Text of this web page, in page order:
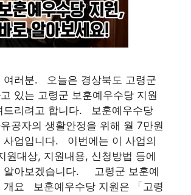
여러분. 오늘은 경상북도 고령군
있는 고령군 보훈예우수당 지원
드리려고 합니다. 보훈예우수당
공자의 생활안정을 위해 월 7만원
사업입니다. 이번에는 이 사업의
원대상, 지원내용, 신청방법 등에
알아보겠습니다. 고령군 보훈예
개요 보훈예우수당 지원은 「고령